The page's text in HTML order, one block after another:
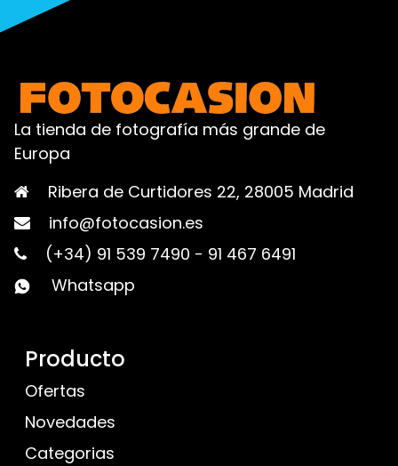
La tienda de fotografía más grande de
Europa
Ribera de Curtidores 22, 28005 Madrid
info@fotocasion.es
(+34) 91 539 7490 - 91 467 6491
Whatsapp
Producto
Ofertas
Novedades
Categorias